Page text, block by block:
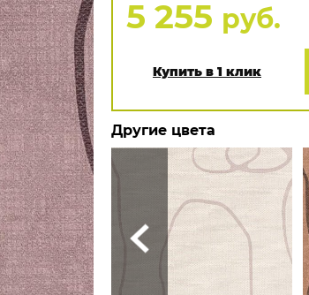
5 255 руб.
Купить в 1 клик
Другие цвета